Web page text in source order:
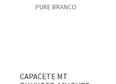
CAPACETE MT